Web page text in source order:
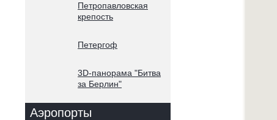
Петропавловская
крепость
Петергоф
3D-панорама "Битва
за Берлин"
Аэропорты